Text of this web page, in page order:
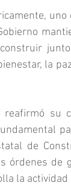
la
reafirmó su
de
órdenes de
la actividad